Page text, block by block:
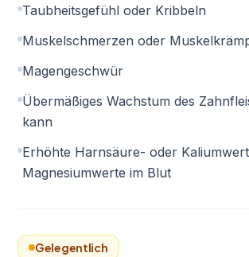
Taubheitsgefühl oder Kribbeln
Muskelschmerzen oder
Magengeschwür
Übermäßiges Wachstum des
kann
Erhöhte Harnsäure- oder
Magnesiumwerte im Blut
Gelegentlich